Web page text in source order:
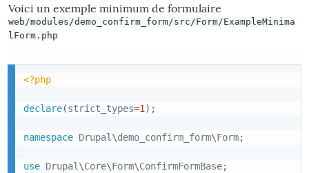
Voici un exemple minimum de formulaire
web/modules/demo_confirm_form/src/Form/ExampleMinima
lForm.php
<?php
declare(strict_types=1 ) ;
namespace Drupal \demo_confirm_form\Form;
use Drupal \Core\Form\ConfirmFormBase;